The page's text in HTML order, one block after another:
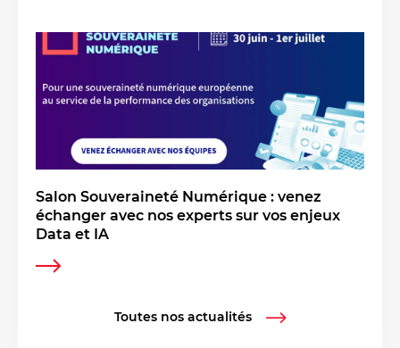
Salon Souveraineté Numérique : venez
échanger avec nos experts sur vos enjeux
Data et IA
Toutes nos actualités